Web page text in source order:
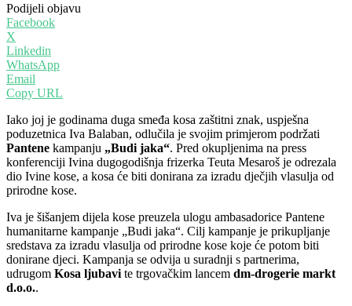
Podijeli objavu
Facebook
X
Linkedin
WhatsApp
Email
Copy URL
Iako joj je godinama duga smeđa kosa zaštitni znak, uspješna
poduzetnica Iva Balaban, odlučila je svojim primjerom podržati
Pantene kampanju „Budi jaka“. Pred okupljenima na press
konferenciji Ivina dugogodišnja frizerka Teuta Mesaroš je odrezala
dio Ivine kose, a kosa će biti donirana za izradu dječjih vlasulja od
prirodne kose.
Iva je šišanjem dijela kose preuzela ulogu ambasadorice Pantene
humanitarne kampanje „Budi jaka“. Cilj kampanje je prikupljanje
sredstava za izradu vlasulja od prirodne kose koje će potom biti
donirane djeci. Kampanja se odvija u suradnji s partnerima,
udrugom Kosa ljubavi te trgovačkim lancem dm-drogerie markt
d.o.o..